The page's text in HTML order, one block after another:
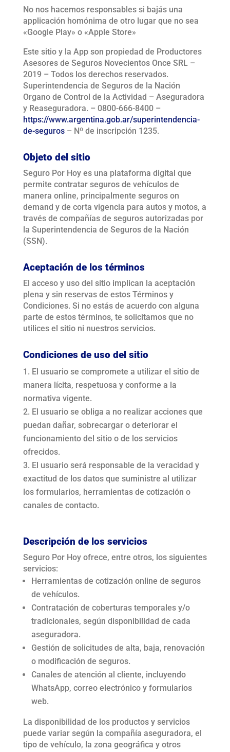
No nos hacemos responsables si bajás una
applicación homónima de otro lugar que no sea
«Google Play» o «Apple Store»
Este sitio y la App son propiedad de Productores
Asesores de Seguros Novecientos Once SRL –
2019 – Todos los derechos reservados.
Superintendencia de Seguros de la Nación
Organo de Control de la Actividad – Aseguradora
y Reaseguradora. – 0800-666-8400 –
https://www.argentina.gob.ar/superintendencia-
de-seguros– Nº de inscripción 1235.
Objeto del sitio
Seguro Por Hoy es una plataforma digital que
permite contratar seguros de vehículos de
manera online, principalmente seguros on
demand y de corta vigencia para autos y motos, a
través de compañías de seguros autorizadas por
la Superintendencia de Seguros de la Nación
(SSN).
Aceptación de los términos
El acceso y uso del sitio implican la aceptación
plena y sin reservas de estos Términos y
Condiciones. Si no estás de acuerdo con alguna
parte de estos términos, te solicitamos que no
utilices el sitio ni nuestros servicios.
Condiciones de uso del sitio
El usuario se compromete a utilizar el sitio de
manera lícita, respetuosa y conforme a la
normativa vigente.
El usuario se obliga a no realizar acciones que
puedan dañar, sobrecargar o deteriorar el
funcionamiento del sitio o de los servicios
ofrecidos.
El usuario será responsable de la veracidad y
exactitud de los datos que suministre al utilizar
los formularios, herramientas de cotización o
canales de contacto.
Descripción de los servicios
Seguro Por Hoy ofrece, entre otros, los siguientes
servicios:
Herramientas de cotización online de seguros
de vehículos.
Contratación de coberturas temporales y/o
tradicionales, según disponibilidad de cada
aseguradora.
Gestión de solicitudes de alta, baja, renovación
o modificación de seguros.
Canales de atención al cliente, incluyendo
WhatsApp, correo electrónico y formularios
web.
La disponibilidad de los productos y servicios
puede variar según la compañía aseguradora, el
tipo de vehículo, la zona geográfica y otros